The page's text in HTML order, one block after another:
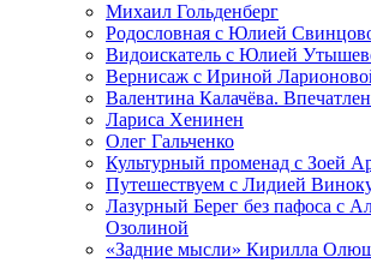
Михаил Гольденберг
Родословная с Юлией
Видоискатель с Юлией
Вернисаж с Ириной
Валентина Калачёва.
Лариса Хенинен
Олег Гальченко
Культурный променад с Зоей
Путешествуем с Лидией
Лазурный Берег без пафоса с
Озолиной
«Задние мысли» Кирилла